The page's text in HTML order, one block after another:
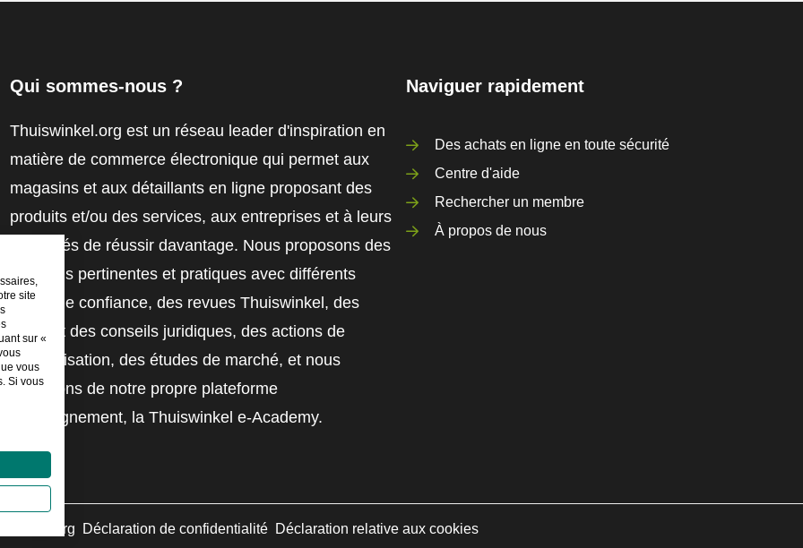
Qui sommes-nous ?
Thuiswinkel.org est un réseau leader d'inspiration en
matière de commerce électronique qui permet aux
magasins et aux détaillants en ligne proposant des
produits et/ou des services, aux entreprises et à leurs
employés de réussir davantage. Nous proposons des
solutions pertinentes et pratiques avec différents
labels de confiance, des revues Thuiswinkel, des
outils et des conseils juridiques, des actions de
sensibilisation, des études de marché, et nous
disposons de notre propre plateforme
d'enseignement, la Thuiswinkel e-Academy.
Naviguer rapidement
Des achats en ligne en toute sécurité
Centre d'aide
Rechercher un membre
À propos de nous
Déclaration de confidentialité Déclaration relative aux cookies
site
sur «
vous
Si vous